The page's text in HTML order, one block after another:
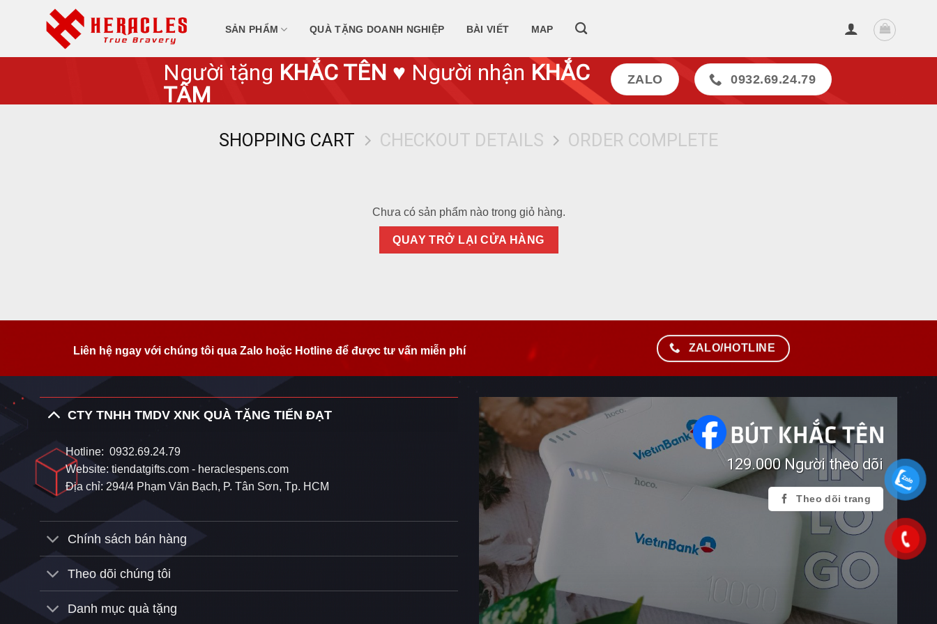
SẢN PHẨM QUÀ TẶNG DOANH NGHIỆP BÀI VIẾT MAP
Người tặng KHẮC TÊN ♥ Người nhận KHẮC
TÂM
ZALO 0932.69.24.79
SHOPPING CART CHECKOUT DETAILS ORDER COMPLETE
Chưa có sản phẩm nào trong giỏ hàng.
QUAY TRỞ LẠI CỬA HÀNG
Liên hệ ngay với chúng tôi qua Zalo hoặc Hotline để được tư vấn miễn phí ZALO/HOTLINE
CTY TNHH TMDV XNK QUÀ TẶNG TIẾN ĐẠT
Hotline: 0932.69.24.79
Website: tiendatgifts.com- heraclespens.com
Địa chỉ: 294/4 Phạm Văn Bạch, P. Tân Sơn, Tp. HCM
Chính sách bán hàng
Theo dõi chúng tôi
Danh mục quà tặng
129.000 Người theo dõi
Theo dõi trang